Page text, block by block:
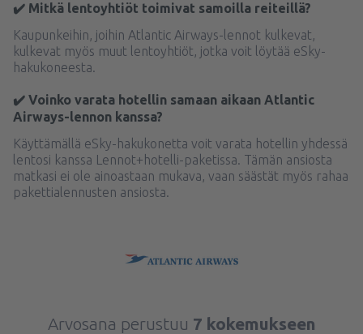
✔️ Mitkä lentoyhtiöt toimivat samoilla reiteillä?
Kaupunkeihin, joihin Atlantic Airways-lennot kulkevat,
kulkevat myös muut lentoyhtiöt, jotka voit löytää eSky-
hakukoneesta.
✔️ Voinko varata hotellin samaan aikaan Atlantic
Airways-lennon kanssa?
Käyttämällä eSky-hakukonetta voit varata hotellin yhdessä
lentosi kanssa Lennot+hotelli-paketissa. Tämän ansiosta
matkasi ei ole ainoastaan mukava, vaan säästät myös rahaa
pakettialennusten ansiosta.
Arvosana perustuu 7 kokemukseen